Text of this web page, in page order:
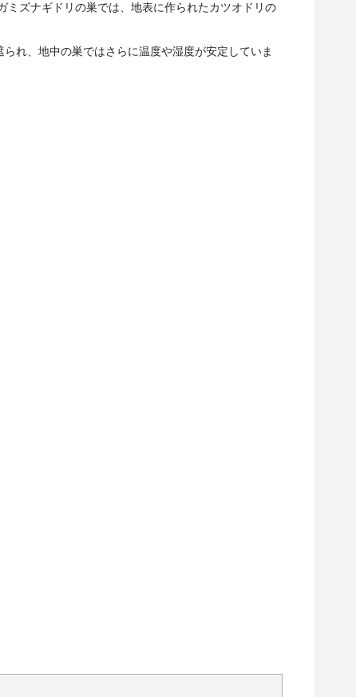
ズナギドリの巣では、地表に作られたカツオドリの
れ、地中の巣ではさらに温度や湿度が安定していま